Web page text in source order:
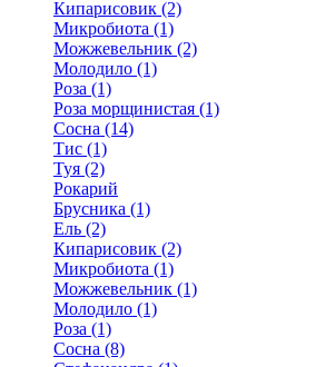
Кипарисовик (2)
Микробиота (1)
Можжевельник (2)
Молодило (1)
Роза (1)
Роза морщинистая (1)
Сосна (14)
Тис (1)
Туя (2)
Рокарий
Брусника (1)
Ель (2)
Кипарисовик (2)
Микробиота (1)
Можжевельник (1)
Молодило (1)
Роза (1)
Сосна (8)